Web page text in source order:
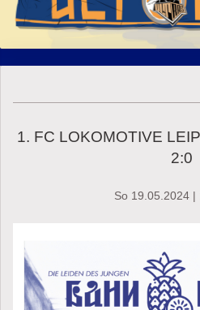
1. FC LOKOMOTIVE
2:0
So 19.05.2024 |